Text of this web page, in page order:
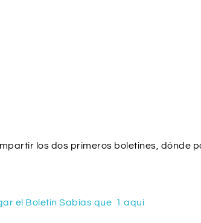
los dos primeros boletines, dónde
el Boletín Sabías que 1 aquí